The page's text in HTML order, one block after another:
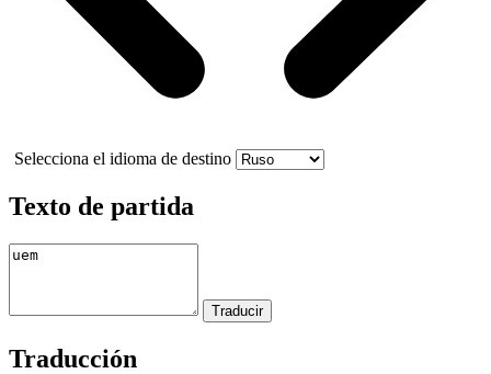
Selecciona el idioma de destino
Texto de partida
Traducción